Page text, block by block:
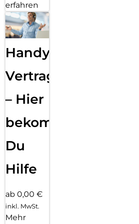
erfahren
Handy
Vertragsabwicklung
– Hier
bekommst
Du
Hilfe
ab 0,00 €
inkl. MwSt.
Mehr